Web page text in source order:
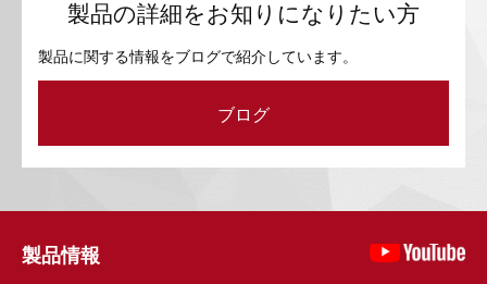
製品の詳細をお知りになりたい方
製品に関する情報をブログで紹介しています。
ブログ
製品情報